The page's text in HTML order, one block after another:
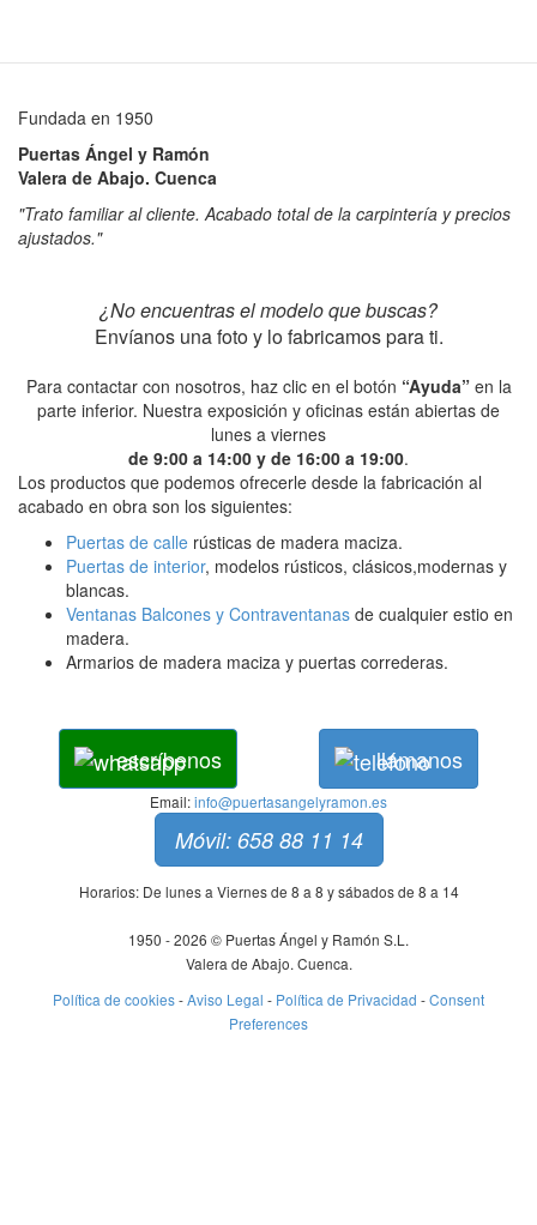
Fundada en 1950
Puertas Ángel y Ramón
Valera de Abajo. Cuenca
"Trato familiar al cliente. Acabado total de la carpintería y precios
ajustados."
¿No encuentras el modelo que buscas?
Envíanos una foto y lo fabricamos para ti.
Para contactar con nosotros, haz clic en el botón “Ayuda”en la
parte inferior. Nuestra exposición y oficinas están abiertas de
lunes a viernes
de 9:00 a 14:00 y de 16:00 a 19:00.
Los productos que podemos ofrecerle desde la fabricación al
acabado en obra son los siguientes:
Puertas de calle rústicas de madera maciza.
Puertas de interior, modelos rústicos, clásicos,modernas y
blancas.
Ventanas Balcones y Contraventanas de cualquier estio en
madera.
Armarios de madera maciza y puertas correderas.
escríbenos llámanos
Email:info@puertasangelyramon.es
Móvil: 658 88 11 14
Horarios: De lunes a Viernes de 8 a 8 y sábados de 8 a 14
1950 - 2026 © Puertas Ángel y Ramón S.L.
Valera de Abajo. Cuenca.
Política de cookies-Aviso Legal - Política de Privacidad -Consent
Preferences